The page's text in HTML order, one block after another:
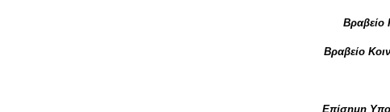
Βραβείο
Βραβείο
Επίσημη